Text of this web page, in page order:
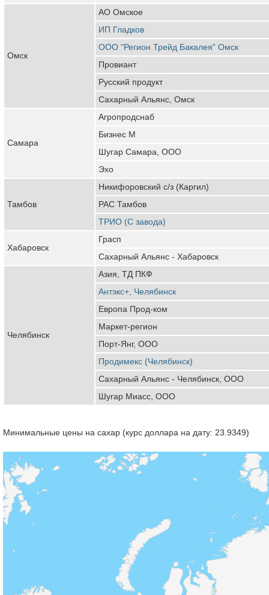
Омск
АО Омское
ИП Гладков
ООО "Регион Трейд Бакалея" Омск
Провиант
Русский продукт
Сахарный Альянс, Омск
Самара
Агропродснаб
Бизнес М
Шугар Самара, ООО
Эхо
Тамбов
Никифоровский с/з (Каргил)
РАС Тамбов
ТРИО (С завода)
Хабаровск
Грасп
Сахарный Альянс - Хабаровск
Челябинск
Азия, ТД ПКФ
Антэкс+, Челябинск
Европа Прод-ком
Маркет-регион
Порт-Янг, ООО
Продимекс (Челябинск)
Сахарный Альянс - Челябинск, ООО
Шугар Миасс, ООО
Минимальные цены на сахар (курс доллара на дату: 23.9349)